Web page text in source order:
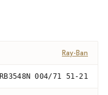
Ray-Ban
RB3548N 004/71 51-21